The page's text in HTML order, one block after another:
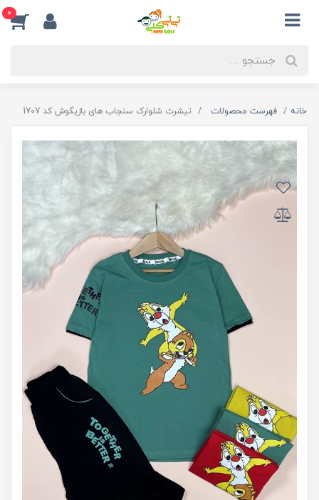
0
خانه فهرست محصولات تیشرت شلوارک سنجاب های بازیگوش کد 1707